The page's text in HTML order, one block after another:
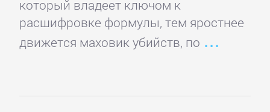
который владеет ключом к
расшифровке формулы, тем яростнее
движется маховик убийств, по
Книги
для
детей: